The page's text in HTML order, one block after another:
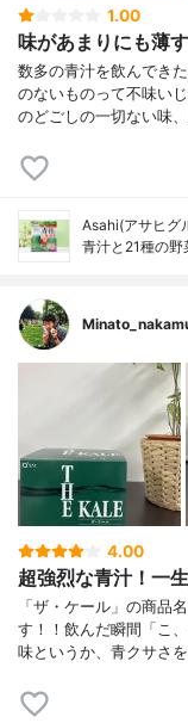
1.00
味があまりにも薄
数多の青汁を飲んでき
のないものって不味い
のどごしの一切ない味
Asahi(アサヒグ
青汁と21種の野
4.00
超強烈な青汁！一
「ザ・ケール」の商品
す！！飲んだ瞬間「こ
味というか、青クサさ